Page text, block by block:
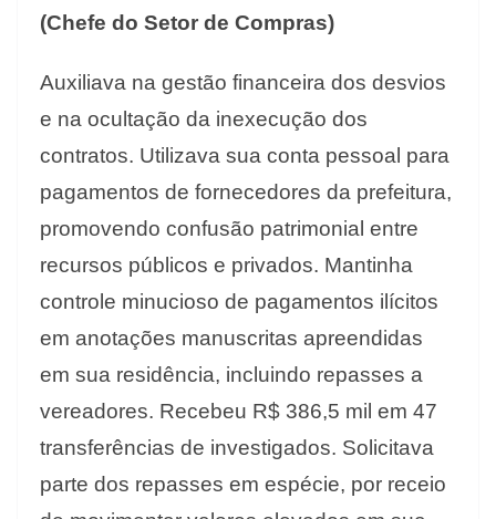
(Chefe do Setor de Compras)
Auxiliava na gestão financeira dos desvios
e na ocultação da inexecução dos
contratos. Utilizava sua conta pessoal para
pagamentos de fornecedores da prefeitura,
promovendo confusão patrimonial entre
recursos públicos e privados. Mantinha
controle minucioso de pagamentos ilícitos
em anotações manuscritas apreendidas
em sua residência, incluindo repasses a
vereadores. Recebeu R$ 386,5 mil em 47
transferências de investigados. Solicitava
parte dos repasses em espécie, por receio